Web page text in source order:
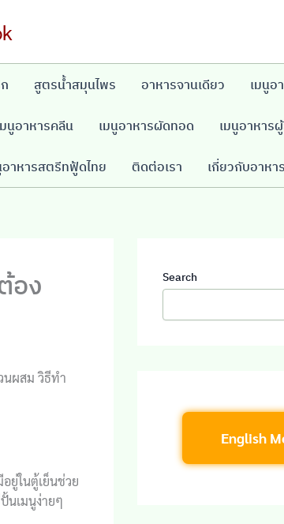
สูตรน้ำสมุนไพร อาหารจานเดียว เมนูอ
มนูอาหารคลีน เมนูอาหารผัดทอด เมนูอาหาร
อาหารสตรีทฟู้ดไทย ติดต่อเรา เกี่ยวกับอาหา
อง
นผสม วิธีทำ
ยู่ในตู้เย็นช่วย
นเมนูง่ายๆ
Search
English